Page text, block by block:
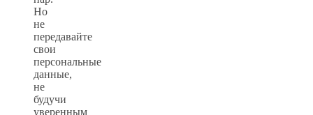
Но
не
передавайте
свои
персональные
данные,
не
будучи
уверенным